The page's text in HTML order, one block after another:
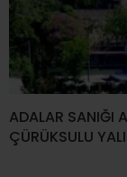
ADALAR SANIĞI
ÇÜRÜKSULU